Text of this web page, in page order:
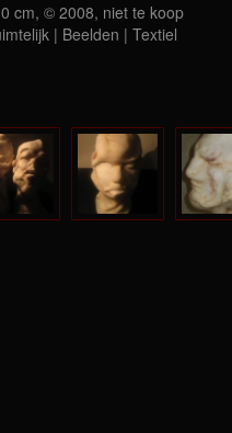
cm, © 2008, niet te koop
| Beelden | Textiel